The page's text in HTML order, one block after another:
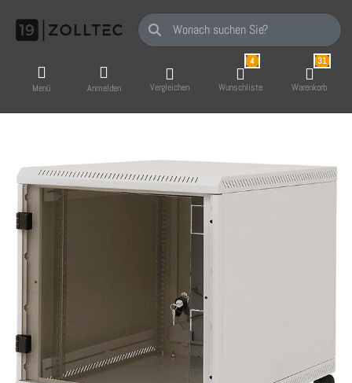
Geben Sie einen Suchbegriff ein. Während
Menü Anmelden Vergleichen
4
Wunschliste
31
Warenkorb